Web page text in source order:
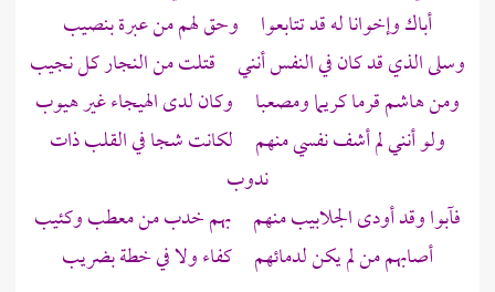
أباك وإخوانا له قد تتابعوا وحق لهم من عبرة بنصيب
وسلى الذي قد كان في النفس أنني قتلت منالنجاركل نجيب
ومنهاشمقرما كريماومصعبا وكان لدى الهيجاء غير هيوب
ولو أنني لم أشف نفسي منهم لكانت شجا في القلب ذات
ندوب
فآبوا وقد أودى الجلابيب منهم بهم خدب من معطب وكئيب
أصابهم من لم يكن لدمائهم كفاء ولا في خطة بضريب